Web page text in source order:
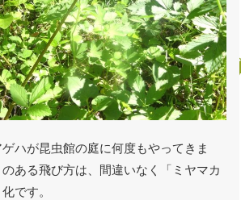
ハが昆虫館の庭に何度もやってきま
ある飛び方は、間違いなく「ミヤマカ
です。